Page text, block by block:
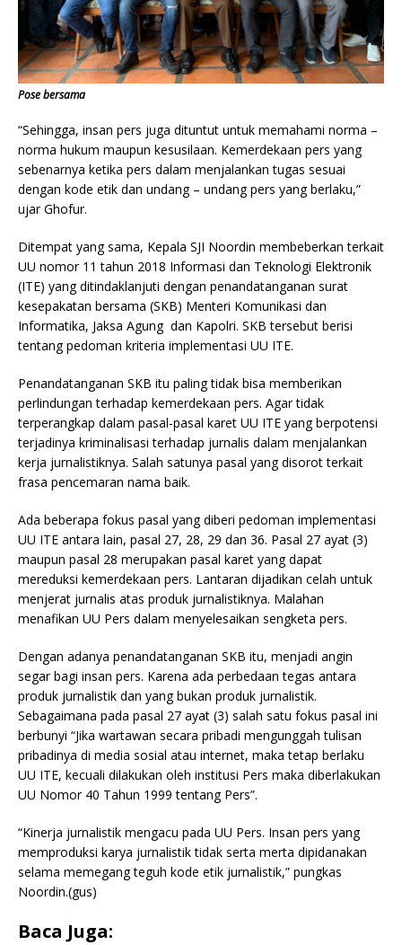
Pose bersama
“Sehingga, insan pers juga dituntut untuk memahami norma –
norma hukum maupun kesusilaan. Kemerdekaan pers yang
sebenarnya ketika pers dalam menjalankan tugas sesuai
dengan kode etik dan undang – undang pers yang berlaku,”
ujar Ghofur.
Ditempat yang sama, Kepala SJI Noordin membeberkan terkait
UU nomor 11 tahun 2018 Informasi dan Teknologi Elektronik
(ITE) yang ditindaklanjuti dengan penandatanganan surat
kesepakatan bersama (SKB) Menteri Komunikasi dan
Informatika, Jaksa Agung dan Kapolri. SKB tersebut berisi
tentang pedoman kriteria implementasi UU ITE.
Penandatanganan SKB itu paling tidak bisa memberikan
perlindungan terhadap kemerdekaan pers. Agar tidak
terperangkap dalam pasal-pasal karet UU ITE yang berpotensi
terjadinya kriminalisasi terhadap jurnalis dalam menjalankan
kerja jurnalistiknya. Salah satunya pasal yang disorot terkait
frasa pencemaran nama baik.
Ada beberapa fokus pasal yang diberi pedoman implementasi
UU ITE antara lain, pasal 27, 28, 29 dan 36. Pasal 27 ayat (3)
maupun pasal 28 merupakan pasal karet yang dapat
mereduksi kemerdekaan pers. Lantaran dijadikan celah untuk
menjerat jurnalis atas produk jurnalistiknya. Malahan
menafikan UU Pers dalam menyelesaikan sengketa pers.
Dengan adanya penandatanganan SKB itu, menjadi angin
segar bagi insan pers. Karena ada perbedaan tegas antara
produk jurnalistik dan yang bukan produk jurnalistik.
Sebagaimana pada pasal 27 ayat (3) salah satu fokus pasal ini
berbunyi “Jika wartawan secara pribadi mengunggah tulisan
pribadinya di media sosial atau internet, maka tetap berlaku
UU ITE, kecuali dilakukan oleh institusi Pers maka diberlakukan
UU Nomor 40 Tahun 1999 tentang Pers”.
“Kinerja jurnalistik mengacu pada UU Pers. Insan pers yang
memproduksi karya jurnalistik tidak serta merta dipidanakan
selama memegang teguh kode etik jurnalistik,” pungkas
Noordin.(gus)
Baca Juga: